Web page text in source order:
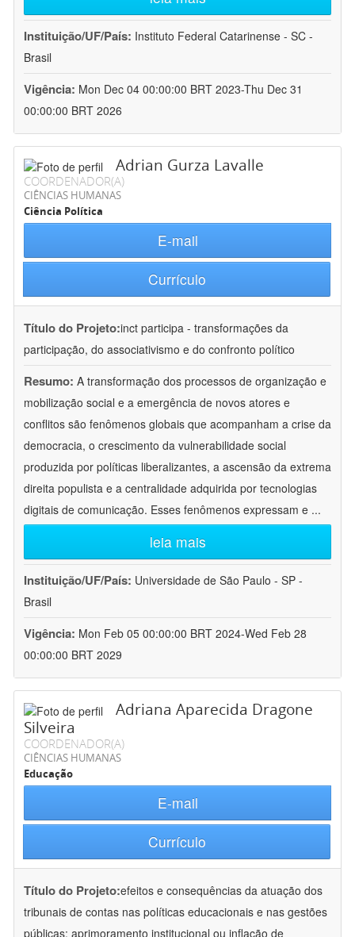
Instituição/UF/País: Instituto Federal Catarinense - SC -
Brasil
Vigência: Mon Dec 04 00:00:00 BRT 2023-Thu Dec 31
00:00:00 BRT 2026
Adrian Gurza Lavalle
COORDENADOR(A)
CIÊNCIAS HUMANAS
Ciência Política
E-mail
Currículo
Título do Projeto:inct participa - transformações da
participação, do associativismo e do confronto político
Resumo: A transformação dos processos de organização e
mobilização social e a emergência de novos atores e
conflitos são fenômenos globais que acompanham a crise da
democracia, o crescimento da vulnerabilidade social
produzida por políticas liberalizantes, a ascensão da extrema
direita populista e a centralidade adquirida por tecnologias
digitais de comunicação. Esses fenômenos expressam e ...
leia mais
Instituição/UF/País: Universidade de São Paulo - SP -
Brasil
Vigência: Mon Feb 05 00:00:00 BRT 2024-Wed Feb 28
00:00:00 BRT 2029
Adriana Aparecida Dragone
Silveira
COORDENADOR(A)
CIÊNCIAS HUMANAS
Educação
E-mail
Currículo
Título do Projeto:efeitos e consequências da atuação dos
tribunais de contas nas políticas educacionais e nas gestões
públicas: aprimoramento institucional ou inflação de